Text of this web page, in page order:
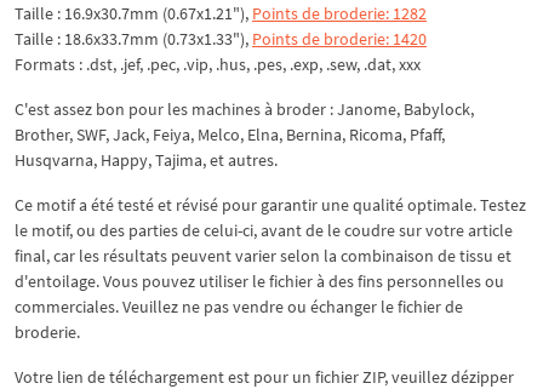
Taille : 16.9x30.7mm (0.67x1.21"), Points de broderie: 1282
Taille : 18.6x33.7mm (0.73x1.33"), Points de broderie: 1420
Formats : .dst, .jef, .pec, .vip, .hus, .pes, .exp, .sew, .dat, xxx
C'est assez bon pour les machines à broder : Janome, Babylock,
Brother, SWF, Jack, Feiya, Melco, Elna, Bernina, Ricoma, Pfaff,
Husqvarna, Happy, Tajima, et autres.
Ce motif a été testé et révisé pour garantir une qualité optimale. Testez
le motif, ou des parties de celui-ci, avant de le coudre sur votre article
final, car les résultats peuvent varier selon la combinaison de tissu et
d'entoilage. Vous pouvez utiliser le fichier à des fins personnelles ou
commerciales. Veuillez ne pas vendre ou échanger le fichier de
broderie.
Votre lien de téléchargement est pour un fichier ZIP, veuillezdézipper